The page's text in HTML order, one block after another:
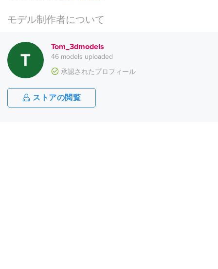
モデル制作者について
Tom_3dmodels
46 models uploaded
承認されたプロフィール
ストアの閲覧